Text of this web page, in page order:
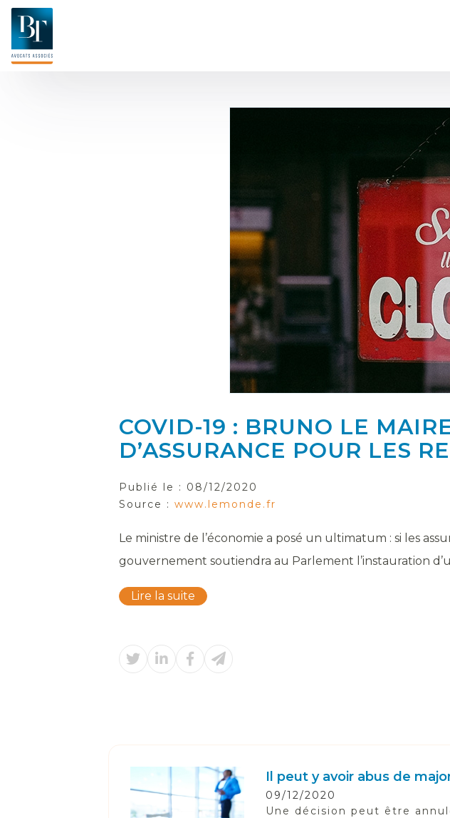
COVID-19 : BRUNO LE
D’ASSURANCE POUR LES
Publié le : 08/12/2020
Source : www.lemonde.fr
Le ministre de l’économie a posé un ultimatum : si les
gouvernement soutiendra au Parlement l’instauration
Lire la suite
Il peut y avoir abus de
09/12/2020
Une décision peut être